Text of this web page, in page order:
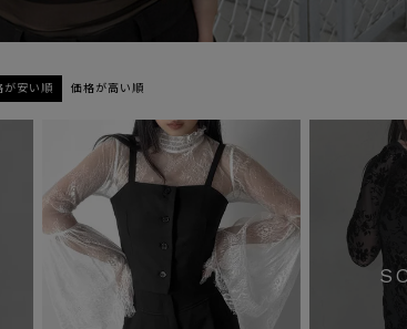
が安い順 価格が高い順